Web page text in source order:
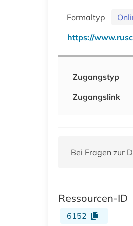
Formaltyp
https://
Zugangstyp
Zugangslink
Bei Fragen zur
Ressourcen-ID
6152